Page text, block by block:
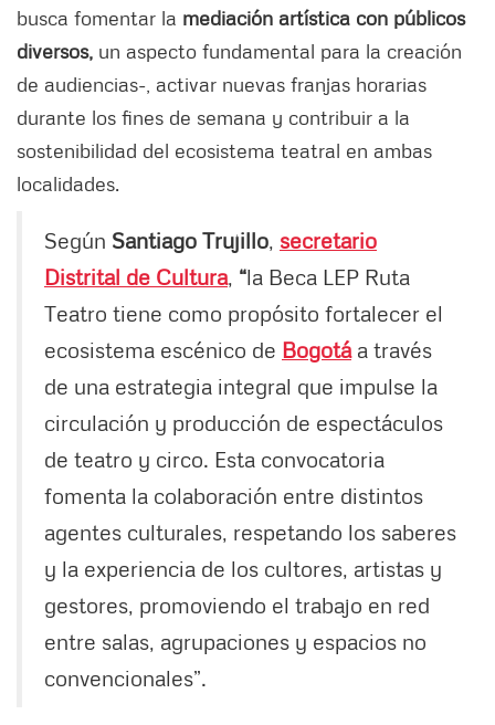
busca fomentar la mediación artística con públicos
diversos, un aspecto fundamental para la creación
de audiencias-, activar nuevas franjas horarias
durante los fines de semana y contribuir a la
sostenibilidad del ecosistema teatral en ambas
localidades.
Según Santiago Trujillo secretario
Distrital de Cultura “la Beca LEP Ruta
Teatro tiene como propósito fortalecer el
ecosistema escénico de Bogotá a través
de una estrategia integral que impulse la
circulación y producción de espectáculos
de teatro y circo. Esta convocatoria
fomenta la colaboración entre distintos
agentes culturales, respetando los saberes
y la experiencia de los cultores, artistas y
gestores, promoviendo el trabajo en red
entre salas, agrupaciones y espacios no
convencionales”.